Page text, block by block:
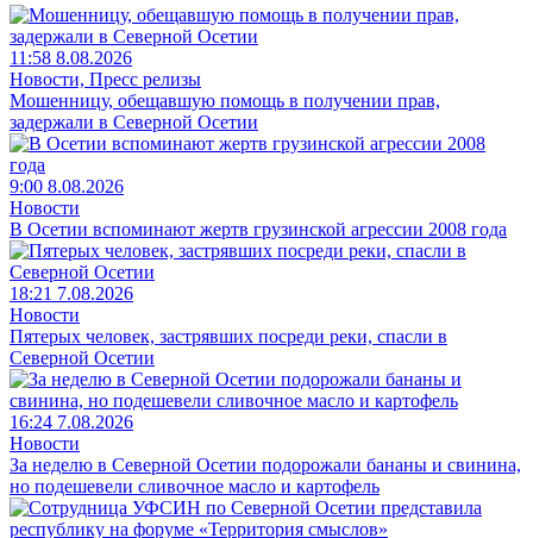
11:58 8.08.2026
Новости, Пресс релизы
Мошенницу, обещавшую помощь в получении прав,
задержали в Северной Осетии
9:00 8.08.2026
Новости
В Осетии вспоминают жертв грузинской агрессии 2008 года
18:21 7.08.2026
Новости
Пятерых человек, застрявших посреди реки, спасли в
Северной Осетии
16:24 7.08.2026
Новости
За неделю в Северной Осетии подорожали бананы и свинина,
но подешевели сливочное масло и картофель